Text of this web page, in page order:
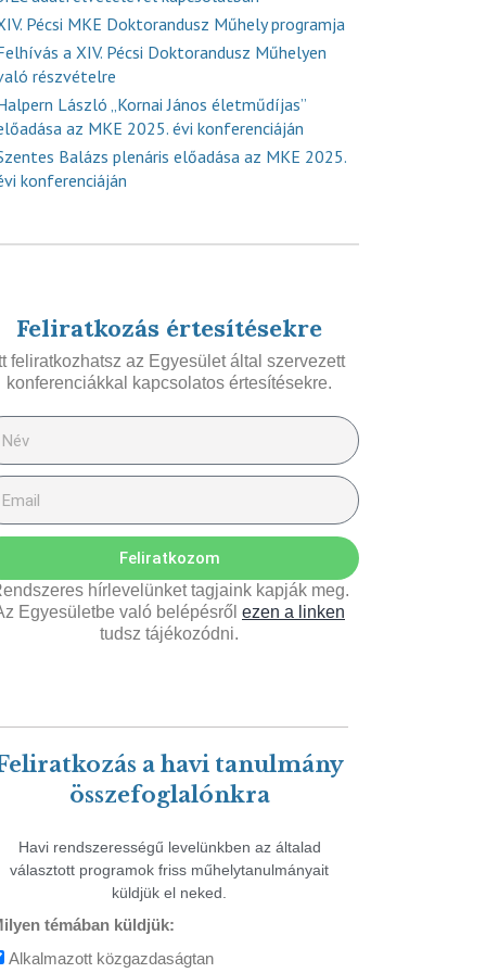
Pécsi MKE Doktorandusz Műhely programja
a XIV. Pécsi Doktorandusz Műhelyen
részvételre
László „Kornai János életműdíjas”
az MKE 2025. évi konferenciáján
Balázs plenáris előadása az MKE 2025.
konferenciáján
Feliratkozás értesítésekre
feliratkozhatsz az Egyesület által szervezett
konferenciákkal kapcsolatos értesítésekre.
Feliratkozom
hírlevelünket tagjaink kapják meg.
Egyesületbe való belépésről ezen a linken
tudsz tájékozódni.
a havi tanulmány
összefoglalónkra
Havi rendszerességű levelünkben az általad
választott programok friss műhelytanulmányait
küldjük el neked.
témában küldjük:
Alkalmazott közgazdaságtan